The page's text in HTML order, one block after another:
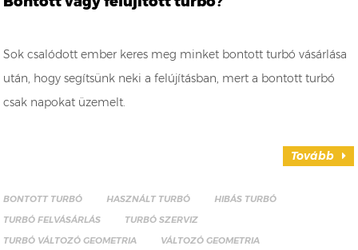
Sok csalódott ember keres meg minket bontott turbó vásárlása
után, hogy segítsünk neki a felújításban, mert a bontott turbó
csak napokat üzemelt.
Tovább
BONTOTT TURBÓ HASZNÁLT TURBÓ
HIBÁS TURBÓ
TURBÓ FELVÁSÁRLÁS
TURBÓ SZERVIZ
TURBÓ VÁLTOZÓ GEOMETRIA
VÁLTOZÓ GEOMETRIA